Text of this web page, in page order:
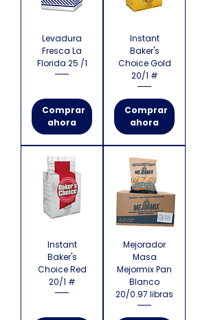
Levadura
Fresca La
Florida 25 /1
Comprar
ahora
Instant
Baker's
Choice Gold
20/1 #
Comprar
ahora
Instant
Baker's
Choice Red
20/1 #
Mejorador
Masa
Mejormix Pan
Blanco
20/0.97 libras